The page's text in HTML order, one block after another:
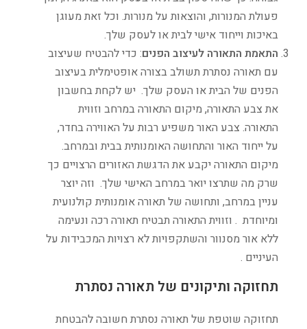
פעולת המנורות, והוצאות על מנורות. וכל זאת מעוגן
באיכות וייחוד אישי לבית או לעסק שלך.
התאמת התאורה לעיצוב הפנים: כדי להבטיח שעיצוב
עם תאורה נסתרת תשולב בצורה אופטימלית בעיצוב
הפנים של הבית או העסק שלך. יש לקחת בחשבון
את צבע התאורה, מיקום התאורה במרחב וזווית
התאורה. צבע האור משפיע רבות על האווירה בחדר,
על ייחוד האור והתחושה האומנותית בבית ובמרחב.
מיקום התאורה יקבע את הדגשת האזורים הרצויים כך
שרק מה שתרצו יואר במרחב האישי שלך. וזה יוצר
עניין במרחב, ותחושה של תאורה אומנותית קולנועית
ומיוחדת . וזווית התאורה תבטיח תאורה רכה ונעימה
ללא אור מסנוור והשתקפויות לא רצויות המכבידות על
העיניים .
תחזוקה ותיקונים של תאורה נסתרת
תחזוקה שוטפת של תאורה נסתרת חשובה להבטחת